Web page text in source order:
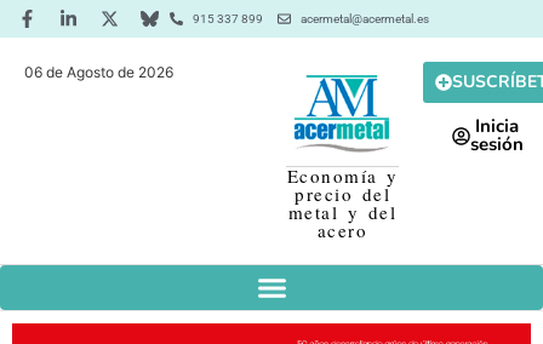
915 337 899 acermetal@acermetal.es
06 de Agosto de 2026
Economía y
precio del
metal y del
acero
Inicia
sesión